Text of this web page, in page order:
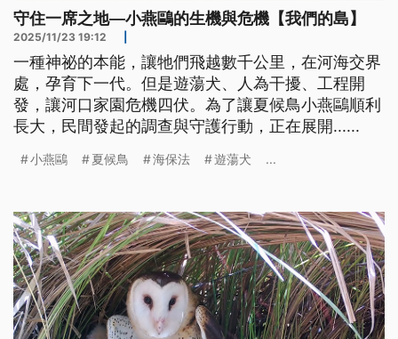
守住一席之地—小燕鷗的生機與危機【我們的島】
2025/11/23 19:12
一種神祕的本能，讓牠們飛越數千公里，在河海交界
處，孕育下一代。但是遊蕩犬、人為干擾、工程開
發，讓河口家園危機四伏。為了讓夏候鳥小燕鷗順利
長大，民間發起的調查與守護行動，正在展開......
小燕鷗 夏候鳥 海保法 遊蕩犬 ...